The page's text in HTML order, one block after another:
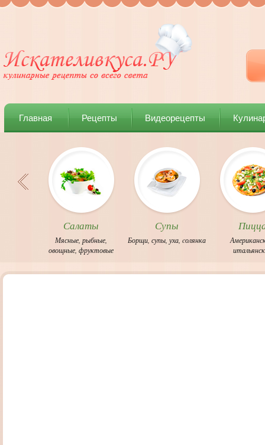
Главная Рецепты Видеорецепты
Салаты
Мясные ,рыбные
овощные ,фруктовые
Супы
Борщи ,супы ,уха ,cолянка